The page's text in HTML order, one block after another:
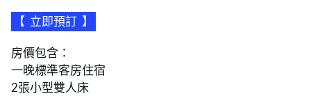
【 立即預訂 】
房價包含：
一晚標準客房住宿
2張小型雙人床